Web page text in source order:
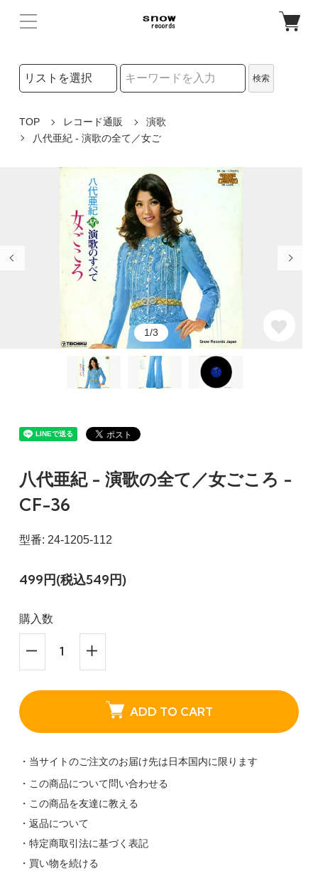
検索リストの選択
検索
TOP レコード通販
演歌
八代亜紀 - 演歌の全て／女ご
1/3
八代亜紀 - 演歌の全て／女ごころ -
CF-36
型番: 24-1205-112
499円(税込549円)
購入数
ADD TO CART
・当サイトのご注文のお届け先は日本国内に限ります
・この商品について問い合わせる
・この商品を友達に教える
・返品について
・特定商取引法に基づく表記
・買い物を続ける